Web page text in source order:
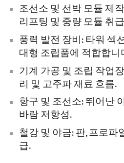
조선소 및 선박 모듈 제
리프팅 및 중량 모듈 취
풍력 발전 장비: 타워 섹
대형 조립품에 적합합니
기계 가공 및 조립 작업
리 및 고주파 재료 흐름.
항구 및 조선소: 뛰어난
바람 저항성.
철강 및 야금: 판, 프로파
급.